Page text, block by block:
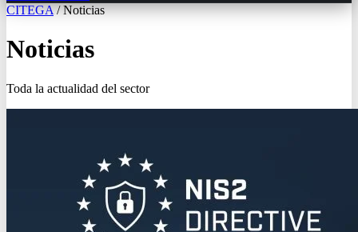
CITEGA / Noticias
Noticias
Toda la actualidad del sector